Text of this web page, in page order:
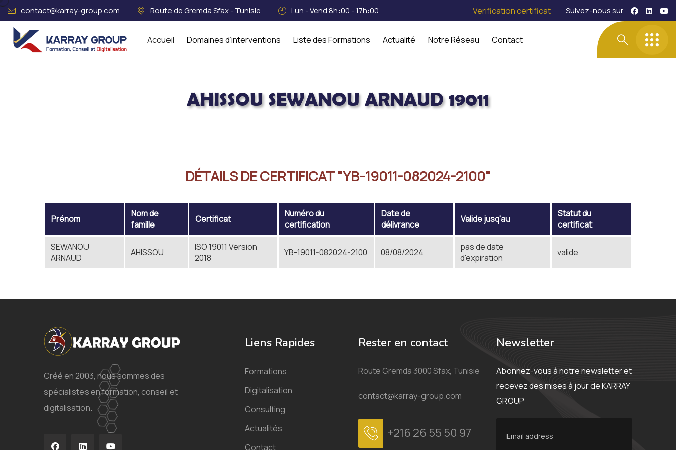
contact@karray-group.com Route de Gremda Sfax - Tunisie Lun - Vend 8h:00 - 17h:00 Verification certificat Suivez-nous sur
Accueil Domaines d’interventions Liste des Formations Actualité Notre Réseau Contact
AHISSOU SEWANOU ARNAUD 19011
DÉTAILS DE CERTIFICAT "YB-19011-082024-2100"
Prénom
Nom de
famille
Certificat
Numéro du
certification
Date de
délivrance
Valide jusq'au
Statut du
certificat
SEWANOU
ARNAUD
AHISSOU
ISO 19011 Version
2018
YB-19011-082024-2100 08/08/2024
pas de date
d'expiration
valide
Créé en 2003, nous sommes des
spécialistes en formation, conseil et
digitalisation.
Liens Rapides
Formations
Digitalisation
Consulting
Actualités
Contact
Rester en contact
Route Gremda 3000 Sfax, Tunisie
contact@karray-group.com
+216 26 55 50 97
Newsletter
Abonnez-vous à notre newsletter et
recevez des mises à jour de KARRAY
GROUP